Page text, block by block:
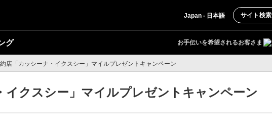
Japan - 日本語 サイト検索
グ お手伝いを希望されるお客さま
店「カッシーナ・イクスシー」マイルプレゼントキャンペーン
クスシー」マイルプレゼントキャンペーン